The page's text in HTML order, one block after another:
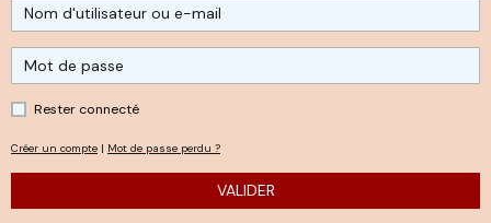
Rester connecté
Créer un compte | Mot de passe perdu ?
VALIDER